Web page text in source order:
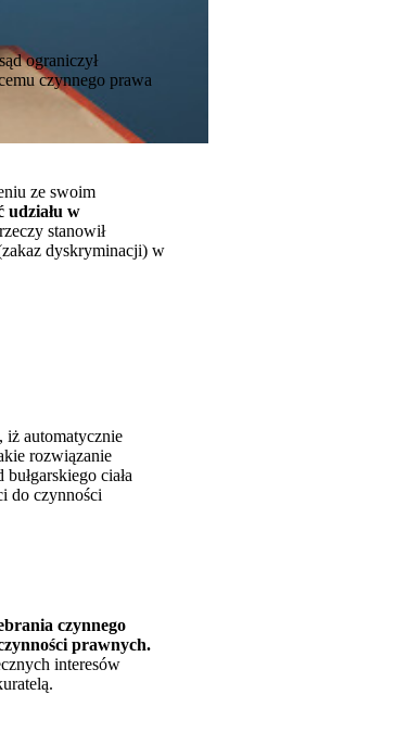
ograniczył
czynnego prawa
ze swoim
udziału w
stanowił
dyskryminacji) w
iż automatycznie
rozwiązanie
ciała
do czynności
czynnego
prawnych.
interesów